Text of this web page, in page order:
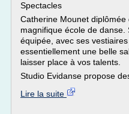
Spectacles
Catherine Mounet
magnifique école de
équipée, avec ses
essentiellement une belle
laisser place à vos talents.
Studio Evidanse propose
Lire la suite